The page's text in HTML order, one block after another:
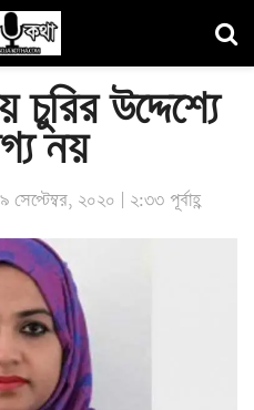
উদ্দেশ্যে
নয়
সেপ্টেম্বর, ২০২০ | ২:৩৩ পূর্বাহ্ণ